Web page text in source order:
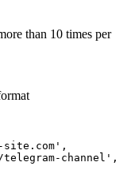
than 10 times per
channel',